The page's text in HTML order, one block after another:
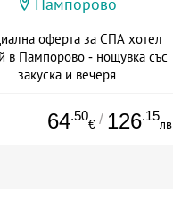
Пампорово
оферта за СПА хотел
в Пампорово - нощувка със
закуска и вечеря
64.50
€ / 126.15
лв.